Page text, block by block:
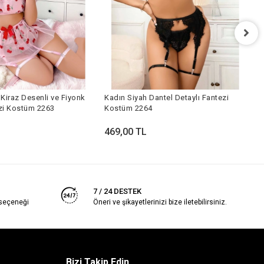
Kiraz Desenli ve Fiyonk
Kostüm 2263
Kadın Siyah Dantel Detaylı Fantezi
Kostüm 2264
469,00 TL
7 / 24 DESTEK
Öneri ve şikayetlerinizi bize iletebilirsiniz.